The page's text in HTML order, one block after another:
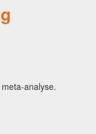
analyse.